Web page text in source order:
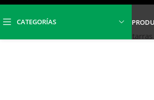
CATEGORÍAS